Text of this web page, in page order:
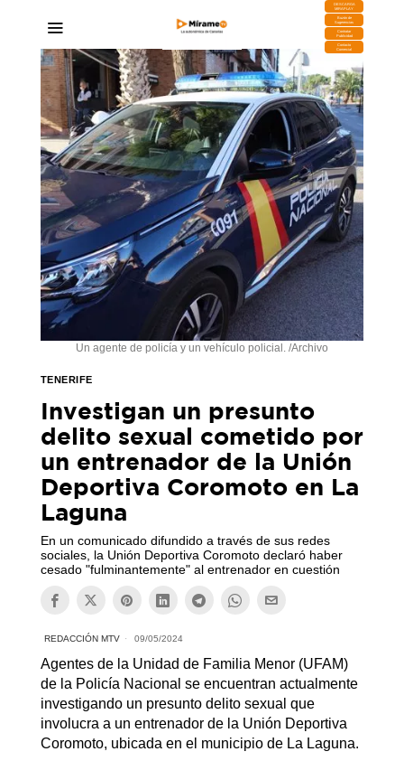
DESCARGA
MIRAPLAY
Buzón de
Sugerencias
Contratar
Publicidad
Contacto
Comercial
Un agente de policía y un vehículo policial. /Archivo
TENERIFE
Investigan un presunto
delito sexual cometido por
un entrenador de la Unión
Deportiva Coromoto en La
Laguna
En un comunicado difundido a través de sus redes
sociales, la Unión Deportiva Coromoto declaró haber
cesado "fulminantemente" al entrenador en cuestión
REDACCIÓN MTV 09/05/2024
Agentes de la Unidad de Familia Menor (UFAM)
de la Policía Nacional se encuentran actualmente
investigando un presunto delito sexual que
involucra a un entrenador de la Unión Deportiva
Coromoto, ubicada en el municipio de La Laguna.